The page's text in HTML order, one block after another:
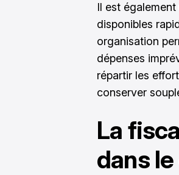
Il est
disponibles
organisation
dépenses
répartir les
conserver
La
dans